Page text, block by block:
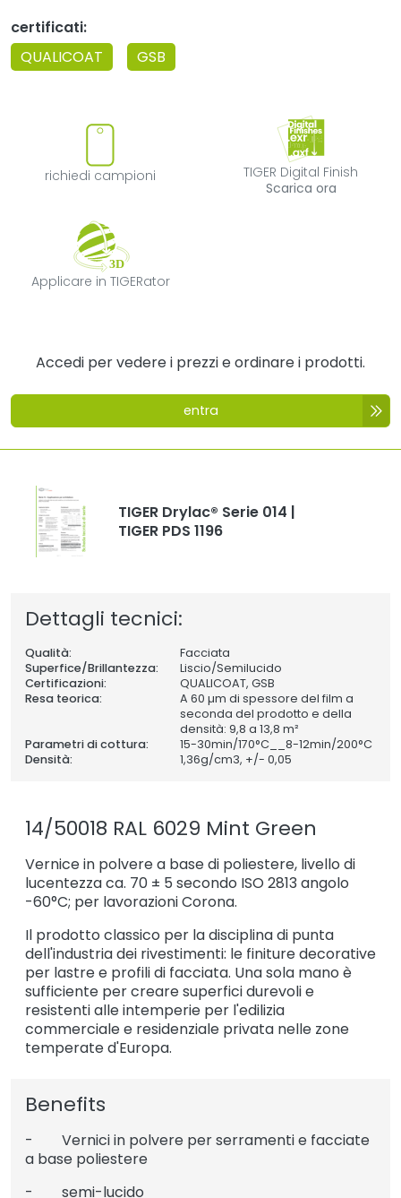
certificati:
QUALICOAT
GSB
richiedi campioni
richiedi campioni
TIGER Digital
TIGER Digital Finish
Scarica ora
Applicare in TIGERator
Applicare in TIGERator
Accedi per vedere i prezzi e ordinare i prodotti.
entra
TIGER Drylac® Serie 014 |
TIGER PDS 1196
Dettagli tecnici:
Qualità:
Facciata
Superfice/Brillantezza:
Liscio/Semilucido
Certificazioni:
QUALICOAT, GSB
Resa teorica:
A 60 µm di spessore del film a
seconda del prodotto e della
densità: 9,8 a 13,8 m²
Parametri di cottura:
15-30min/170°C__8-12min/200°C
Densità:
1,36g/cm3, +/- 0,05
14/50018 RAL 6029 Mint Green
Vernice in polvere a base di poliestere, livello di
lucentezza ca. 70 ± 5 secondo ISO 2813 angolo
-60°C; per lavorazioni Corona.
Il prodotto classico per la disciplina di punta
dell'industria dei rivestimenti: le finiture decorative
per lastre e profili di facciata. Una sola mano è
sufficiente per creare superfici durevoli e
resistenti alle intemperie per l'edilizia
commerciale e residenziale privata nelle zone
temperate d'Europa.
Benefits
- Vernici in polvere per serramenti e facciate
a base poliestere
- semi-lucido